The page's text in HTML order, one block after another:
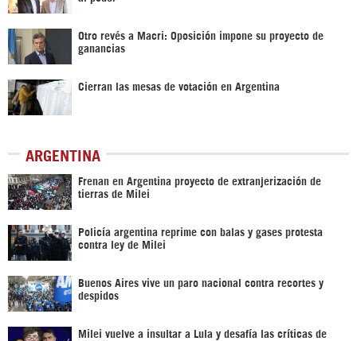
Otro revés a Macri: Oposición impone su proyecto de
ganancias
Cierran las mesas de votación en Argentina
ARGENTINA
Frenan en Argentina proyecto de extranjerización de
tierras de Milei
Policía argentina reprime con balas y gases protesta
contra ley de Milei
Buenos Aires vive un paro nacional contra recortes y
despidos
Milei vuelve a insultar a Lula y desafía las críticas de